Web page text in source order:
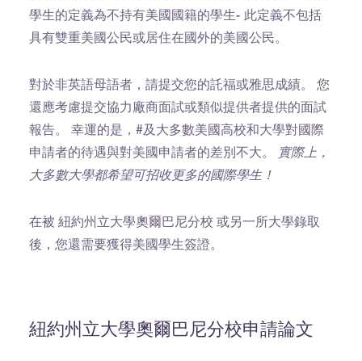
學生的定義為不持有美國國籍的學生- 此定義不包括
具有雙重美國公民或居住在國外的美國公民。
對於非英語母語者，請提交您的託福或雅思成績。 您
還應考慮提交協力廠商面試或類似提供者提供的面試
報告。 幸運的是，#及大多數美國高校和大學對國際
申請者的待遇與對美國申請者的差別不大。
實際上，
大多數大學都希望可招收更多的國際學生！
在被 紐約州立大學奧爾巴尼分校 或另一所大學錄取
後，您還需要獲得美國學生簽證。
紐約州立大學奧爾巴尼分校申請論文